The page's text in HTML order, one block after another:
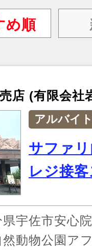
め順
店 (有限会社
アルバイ
サファ
レジ接
県宇佐市安心
然動物公園ア